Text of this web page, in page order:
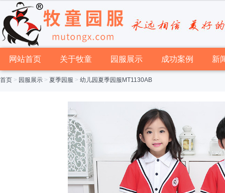
网站首页 关于牧童 园服展示 成功案例 新
首页 > 园服展示 > 夏季园服 > 幼儿园夏季园服MT1130AB